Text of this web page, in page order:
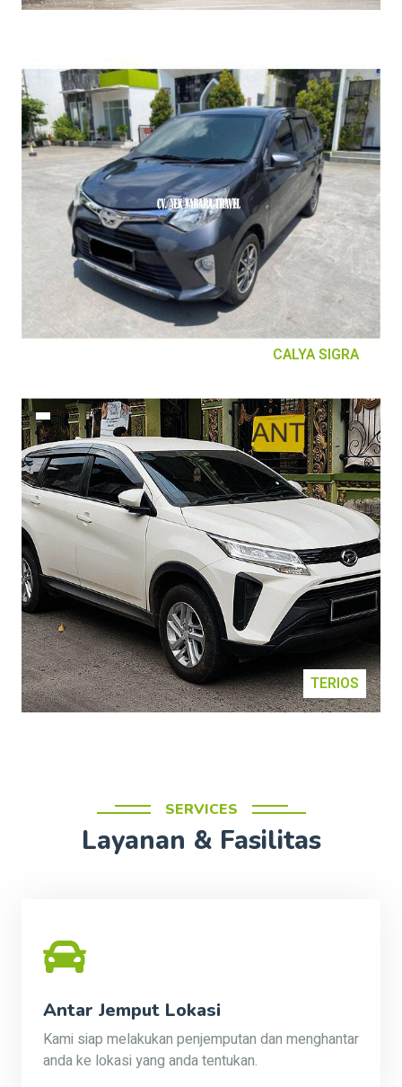
CALYA SIGRA
TERIOS
SERVICES
Layanan & Fasilitas
Antar Jemput Lokasi
Kami siap melakukan penjemputan dan menghantar
anda ke lokasi yang anda tentukan.